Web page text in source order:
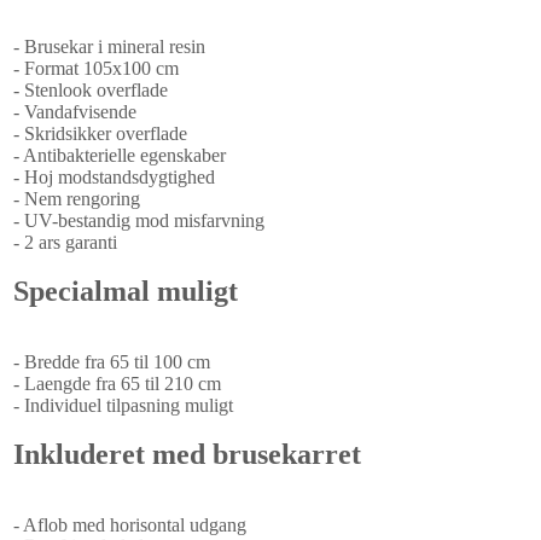
- Brusekar i mineral resin
- Format 105x100 cm
- Stenlook overflade
- Vandafvisende
- Skridsikker overflade
- Antibakterielle egenskaber
- Hoj modstandsdygtighed
- Nem rengoring
- UV-bestandig mod misfarvning
- 2 ars garanti
Specialmal muligt
- Bredde fra 65 til 100 cm
- Laengde fra 65 til 210 cm
- Individuel tilpasning muligt
Inkluderet med brusekarret
- Aflob med horisontal udgang